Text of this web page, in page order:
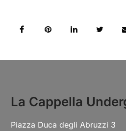
La Cappella
Piazza Duca degli Abruzzi 3